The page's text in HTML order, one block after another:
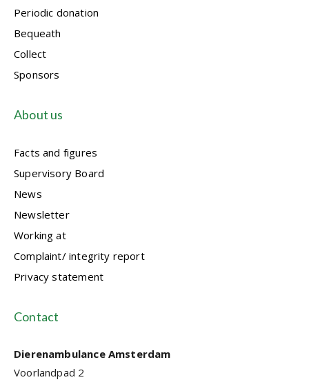
Periodic donation
Bequeath
Collect
Sponsors
About us
Facts and figures
Supervisory Board
News
Newsletter
Working at
Complaint/ integrity report
Privacy statement
Contact
Dierenambulance Amsterdam
Voorlandpad 2